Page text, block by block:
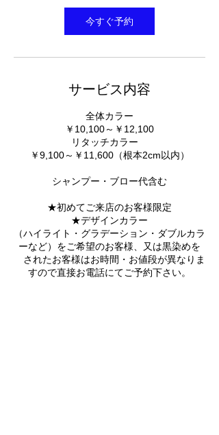
3
今すぐ予約
サービス内容
全体カラー
￥10,100～￥12,100
リタッチカラー
￥9,100～￥11,600（根本2cm以内）
シャンプー・ブロー代含む
★初めてご来店のお客様限定
★デザインカラー
（ハイライト・グラデーション・ダブルカラ
ーなど）をご希望のお客様、又は黒染めを
されたお客様はお時間・お値段が異なりま
すので直接お電話にてご予約下さい。